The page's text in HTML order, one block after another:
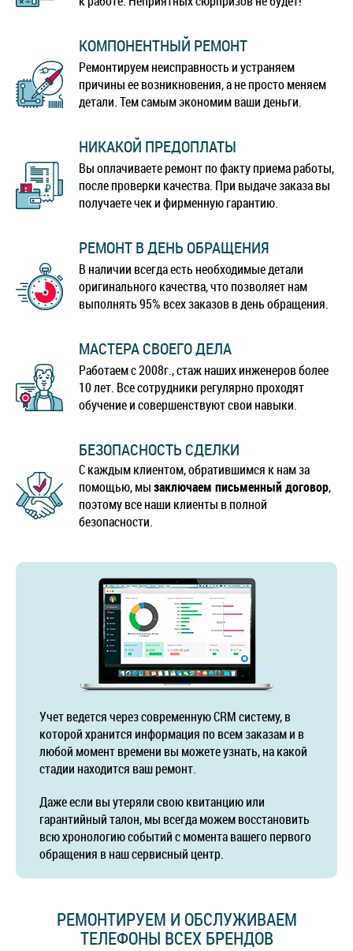
КОМПОНЕНТНЫЙ РЕМОНТ
Ремонтируем неисправность и устраняем
причины ее возникновения, а не просто меняем
детали. Тем самым экономим ваши деньги.
НИКАКОЙ ПРЕДОПЛАТЫ
Вы оплачиваете ремонт по факту приема работы,
после проверки качества. При выдаче заказа вы
получаете чек и фирменную гарантию.
РЕМОНТ В ДЕНЬ ОБРАЩЕНИЯ
В наличии всегда есть необходимые детали
оригинального качества, что позволяет нам
выполнять 95% всех заказов в день обращения.
МАСТЕРА СВОЕГО ДЕЛА
Работаем с 2008г., стаж наших инженеров более
10 лет. Все сотрудники регулярно проходят
обучение и совершенствуют свои навыки.
БЕЗОПАСНОСТЬ СДЕЛКИ
С каждым клиентом, обратившимся к нам за
помощью, мызаключаем письменный договор,
поэтому все наши клиенты в полной
безопасности.
Учет ведется через современную CRM систему, в
которой хранится информация по всем заказам и в
любой момент времени вы можете узнать, на какой
стадии находится ваш ремонт.
Даже если вы утеряли свою квитанцию или
гарантийный талон, мы всегда можем восстановить
всю хронологию событий с момента вашего первого
обращения в наш сервисный центр.
РЕМОНТИРУЕМ И ОБСЛУЖИВАЕМ
ТЕЛЕФОНЫ ВСЕХ БРЕНДОВ